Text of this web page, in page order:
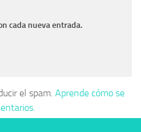
cada nueva entrada.
el spam. Aprende cómo se